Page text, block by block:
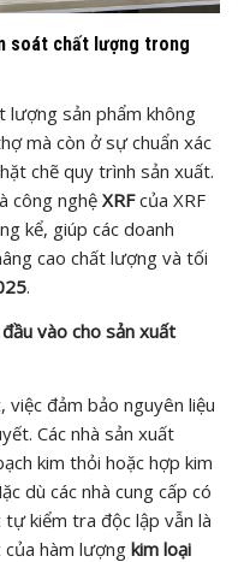
soát chất lượng trong
lượng sản phẩm không
mà còn ở sự chuẩn xác
chẽ quy trình sản xuất.
công nghệXRFcủa XRF
kể, giúp các doanh
cao chất lượng và tối
.
vào cho sản xuất
đảm bảo nguyên liệu
Các nhà sản xuất
kim thỏi hoặc hợp kim
dù các nhà cung cấp có
kiểm tra độc lập vẫn là
của hàm lượng kim loại